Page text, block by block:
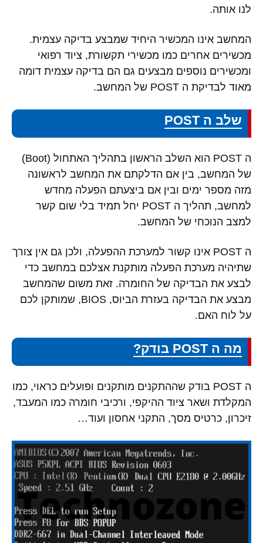
לנו אותה.
המחשב אינו המכשיר היחיד שמבצע בדיקה עצמית.
מכשירים אחרים כמו מכשירי תקשורת, ציוד רפואי
ומכשירים נוספים מבצעים גם הם בדיקה עצמית דומה
מאוד לבדיקת ה POST של המחשב.
שלב ה POST
ה POST הוא השלב הראשון בתהליך האתחול (Boot)
של המחשב, בין אם הדלקתם את המחשב לראשונה
מזה מספר ימים ובין אם ביצעתם הפעלה מחדש
למחשב, תהליך ה POST יחל תמיד בלי שום קשר
למצב הנוכחי של המחשב.
ה POST אינו קשור למערכת ההפעלה, ולכן גם אין צורך
שתיהיה מערכת הפעלה מותקנת אצלכם במחשב כדי
לבצע את הבדיקה של החומרה. זאת משום שהמחשב
מבצע את הבדיקה בעזרת הביוס, BIOS, שמותקן לכם
על לוח האם.
מה ה POST בודק?
ה POST בודק שההתקנים מותקנים ופועלים כראוי, כמו
המקלדת ושאר ציוד ההיקפי, ורכיבי חומרה כמו המעבד,
זיכרון, כרטיס מסך, התקני אחסון ועוד…